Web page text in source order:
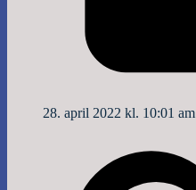
28. april 2022 kl. 10:01 am